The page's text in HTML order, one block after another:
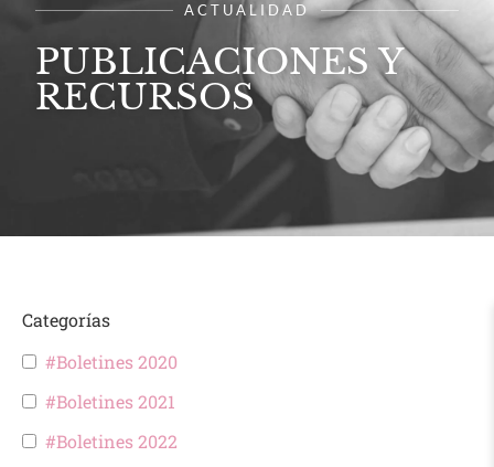
ACTUALIDAD
PUBLICACIONES Y
RECURSOS
Categorías
#Boletines 2020
#Boletines 2021
#Boletines 2022